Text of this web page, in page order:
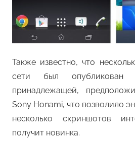
Также известно, что
сети был опубликован
принадлежащей,
Sony Honami, что позволило
несколько скриншотов
получит новинка.